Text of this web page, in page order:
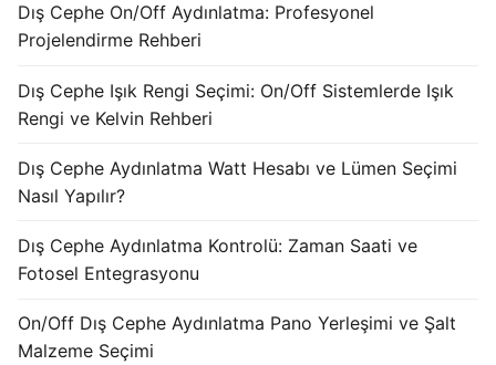
SSS
English
Arabic
Dış Cephe On/Off Aydınlatma: Profesyonel
Projelendirme Rehberi
Dış Cephe Işık Rengi Seçimi: On/Off Sistemlerde Işık
Rengi ve Kelvin Rehberi
Dış Cephe Aydınlatma Watt Hesabı ve Lümen Seçimi
Nasıl Yapılır?
Dış Cephe Aydınlatma Kontrolü: Zaman Saati ve
Fotosel Entegrasyonu
On/Off Dış Cephe Aydınlatma Pano Yerleşimi ve Şalt
Malzeme Seçimi